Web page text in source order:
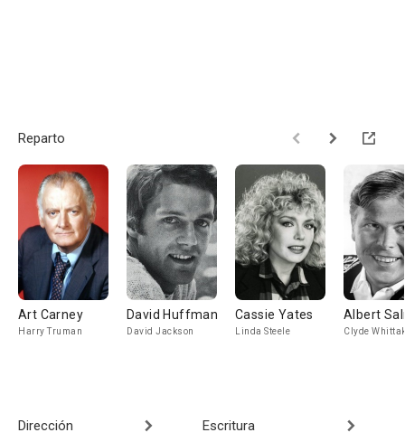
Reparto
Art Carney
Harry Truman
David Huffman
David Jackson
Cassie Yates
Linda Steele
Albert
Clyde
Dirección Escritura